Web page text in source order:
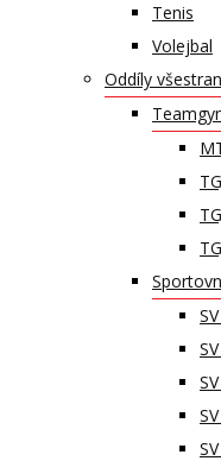
Tenis
Volejbal
Oddíly